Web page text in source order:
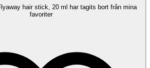
hair stick, 20 ml har tagits bort från mina
favoriter